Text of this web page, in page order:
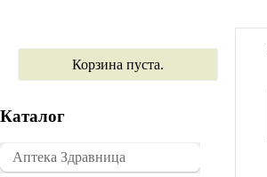
Корзина пуста.
Каталог
�������
Аптека Здравница